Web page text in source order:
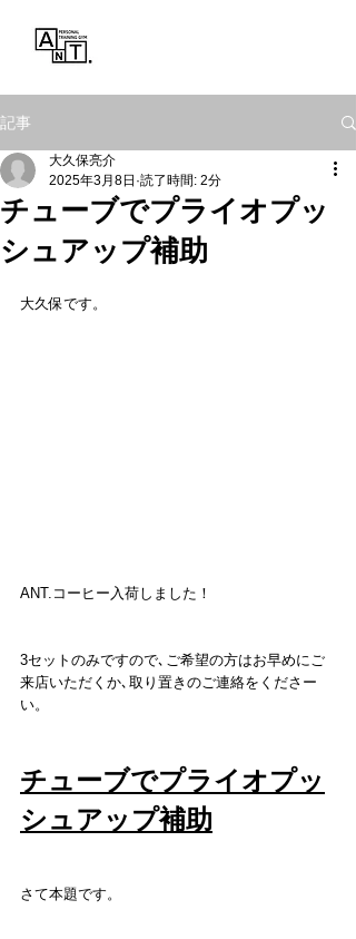
記事
チューブでプライオプッ
シュアップ補助
大久保亮介
2025年3月8日 読了時間: 2分
大久保です。
ANT.コーヒー入荷しました！
3セットのみですので､ご希望の方はお早めにご
来店いただくか､取り置きのご連絡をくださー
い。
チューブでプライオプッ
シュアップ補助
さて本題です。